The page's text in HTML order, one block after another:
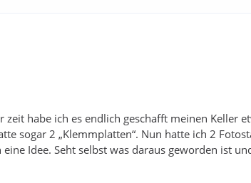
habe ich es endlich geschafft meinen Keller
sogar 2 „Klemmplatten“. Nun hatte ich 2
Idee. Seht selbst was daraus geworden ist